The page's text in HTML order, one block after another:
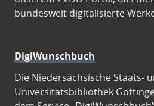
bundesweit digitalisierte
DigiWunschbuch
Die Niedersächsische Staats-
Universitätsbibliothek